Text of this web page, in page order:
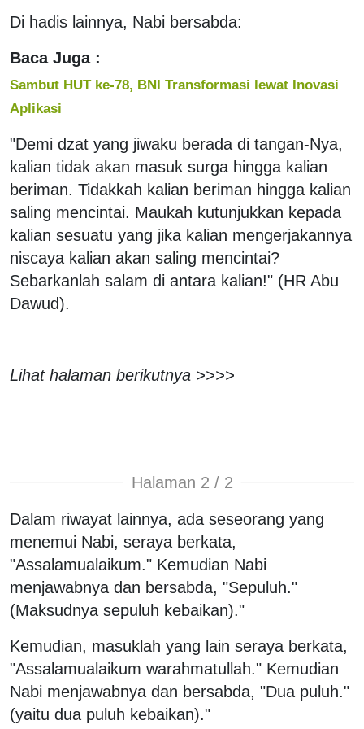
Di hadis lainnya, Nabi bersabda:
Baca Juga :
Sambut HUT ke-78, BNI Transformasi lewat Inovasi
Aplikasi
"Demi dzat yang jiwaku berada di tangan-Nya,
kalian tidak akan masuk surga hingga kalian
beriman. Tidakkah kalian beriman hingga kalian
saling mencintai. Maukah kutunjukkan kepada
kalian sesuatu yang jika kalian mengerjakannya
niscaya kalian akan saling mencintai?
Sebarkanlah salam di antara kalian!" (HR Abu
Dawud).
Lihat halaman berikutnya >>>>
Halaman 2 / 2
Dalam riwayat lainnya, ada seseorang yang
menemui Nabi, seraya berkata,
"Assalamualaikum." Kemudian Nabi
menjawabnya dan bersabda, "Sepuluh."
(Maksudnya sepuluh kebaikan)."
Kemudian, masuklah yang lain seraya berkata,
"Assalamualaikum warahmatullah." Kemudian
Nabi menjawabnya dan bersabda, "Dua puluh."
(yaitu dua puluh kebaikan)."